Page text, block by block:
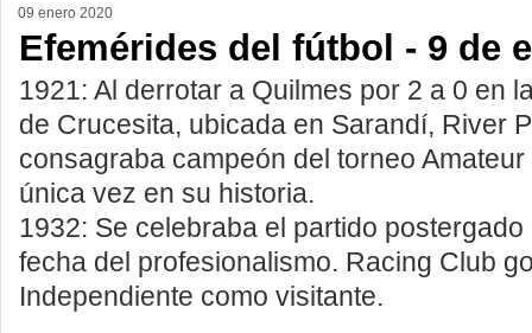
09 enero 2020
Efemérides del fútbol - 9 de
1921: Al derrotar a Quilmes por 2 a 0 en
de Crucesita, ubicada en Sarandí, River
consagraba campeón del torneo
única vez en su historia.
1932: Se celebraba el partido
fecha del profesionalismo. Racing Club
Independiente como visitante.